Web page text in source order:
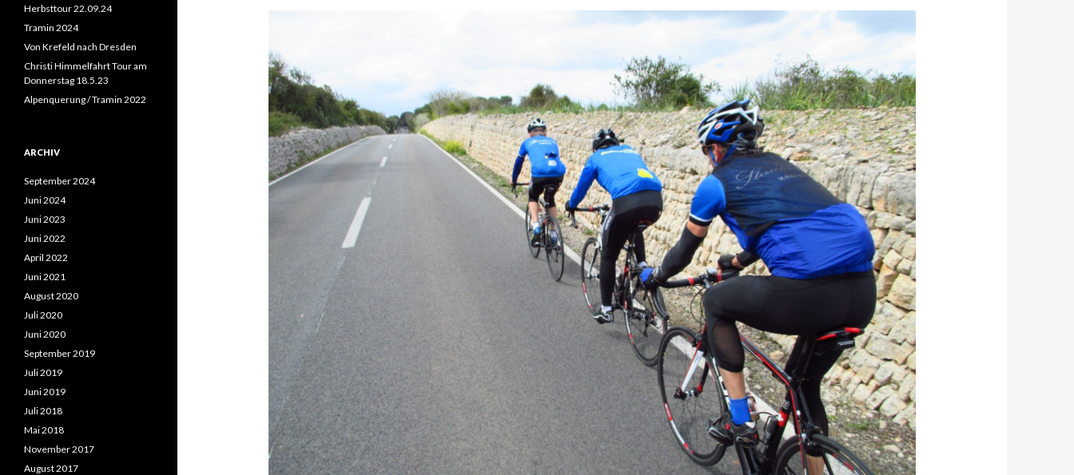
n
a
h
:
Herbsttour 22.09.24
Tramin 2024
Von Krefeld nach Dresden
Christi Himmelfahrt Tour am
Donnerstag 18.5.23
Alpenquerung / Tramin 2022
ARCHIV
September 2024
Juni 2024
Juni 2023
Juni 2022
April 2022
Juni 2021
August 2020
Juli 2020
Juni 2020
September 2019
Juli 2019
Juni 2019
Juli 2018
Mai 2018
November 2017
August 2017